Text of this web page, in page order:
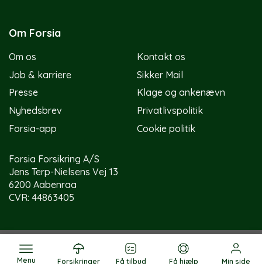
Om Forsia
Om os
Job & karriere
Presse
Nyhedsbrev
Forsia-app
Kontakt os
Sikker Mail
Klage og ankenævn
Privatlivspolitik
Cookie politik
Forsia Forsikring A/S
Jens Terp-Nielsens Vej 13
6200 Aabenraa
CVR: 44863405
Menu Forsikringer Få tilbud Få hjælp Min side